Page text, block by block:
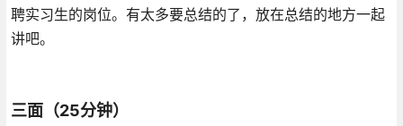
聘实习生的岗位。有太多要总结的了，放在总结的地方一起
讲吧。
三面（25分钟）